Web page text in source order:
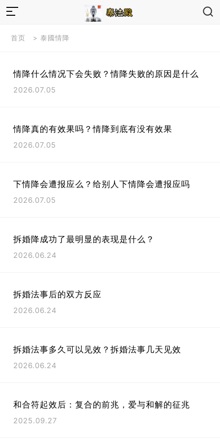
首页 > 泰國情降
情降什么情况下会失败？情降失败的原因是什么
2026.07.05
情降真的有效果吗？情降到底有没有效果
2026.07.05
下情降会遭报应么？给别人下情降会遭报应吗
2026.07.05
拆婚降成功了最明显的表现是什么？
2026.06.24
拆婚法事后的双方反应
2026.06.24
拆婚法事多久可以见效？拆婚法事几天见效
2026.06.24
和合符起效后：复合的前兆，爱与和解的征兆
2025.09.27